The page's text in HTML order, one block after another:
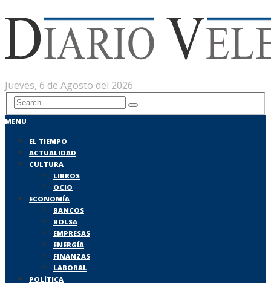
Jueves, 6 de Agosto del 2026
MENU
EL TIEMPO
ACTUALIDAD
CULTURA
LIBROS
OCIO
ECONOMÍA
BANCOS
BOLSA
EMPRESAS
ENERGÍA
FINANZAS
LABORAL
POLÍTICA